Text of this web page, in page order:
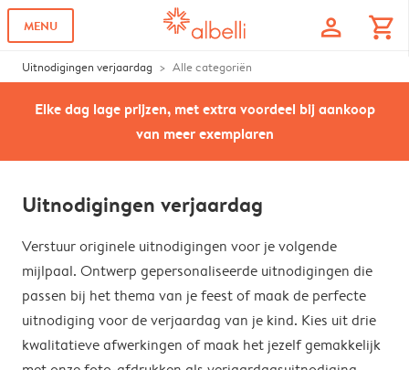
MENU profile shopping_cart
Uitnodigingen verjaardag Alle categoriën
Elke dag lage prijzen, met extra voordeel bij aankoop
van meer exemplaren
Uitnodigingen verjaardag
Verstuur originele uitnodigingen voor je volgende
mijlpaal. Ontwerp gepersonaliseerde uitnodigingen die
passen bij het thema van je feest of maak de perfecte
uitnodiging voor de verjaardag van je kind. Kies uit drie
kwalitatieve afwerkingen of maak het jezelf gemakkelijk